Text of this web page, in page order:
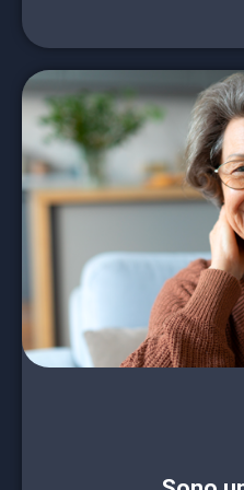
In Italia
abbandonano la
10%, che è la soglia
europeo. Questo
malessere
generazioni: per
supporta
ragazzi è un